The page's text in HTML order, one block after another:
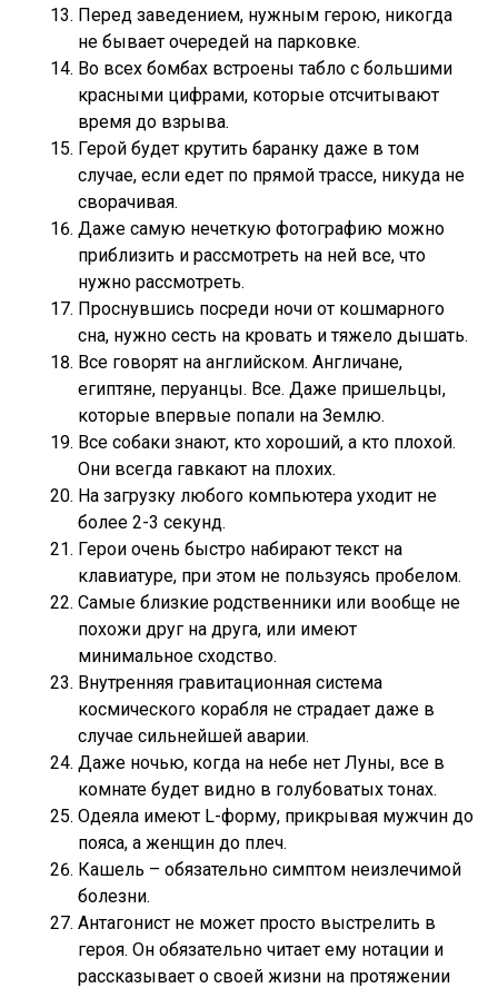
Перед заведением, нужным герою, никогда
не бывает очередей на парковке.
Во всех бомбах встроены табло с большими
красными цифрами, которые отсчитывают
время до взрыва.
Герой будет крутить баранку даже в том
случае, если едет по прямой трассе, никуда не
сворачивая.
Даже самую нечеткую фотографию можно
приблизить и рассмотреть на ней все, что
нужно рассмотреть.
Проснувшись посреди ночи от кошмарного
сна, нужно сесть на кровать и тяжело дышать.
Все говорят на английском. Англичане,
египтяне, перуанцы. Все. Даже пришельцы,
которые впервые попали на Землю.
Все собаки знают, кто хороший, а кто плохой.
Они всегда гавкают на плохих.
На загрузку любого компьютера уходит не
более 2-3 секунд.
Герои очень быстро набирают текст на
клавиатуре, при этом не пользуясь пробелом.
Самые близкие родственники или вообще не
похожи друг на друга, или имеют
минимальное сходство.
Внутренняя гравитационная система
космического корабля не страдает даже в
случае сильнейшей аварии.
Даже ночью, когда на небе нет Луны, все в
комнате будет видно в голубоватых тонах.
Одеяла имеют L-форму, прикрывая мужчин до
пояса, а женщин до плеч.
Кашель – обязательно симптом неизлечимой
болезни.
Антагонист не может просто выстрелить в
героя. Он обязательно читает ему нотации и
рассказывает о своей жизни на протяжении